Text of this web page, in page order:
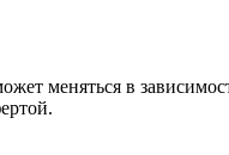
меняться в